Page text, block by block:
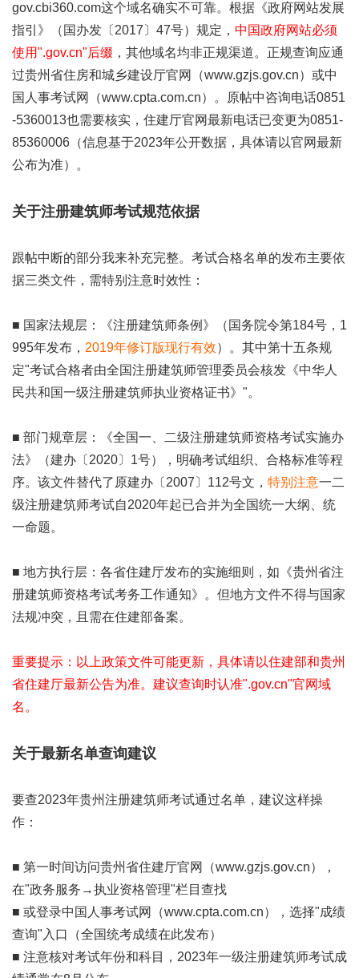
gov.cbi360.com这个域名确实不可靠。根据《政府网站发展
指引》（国办发〔2017〕47号）规定， 中国政府网站必须
使用".gov.cn"后缀 ，其他域名均非正规渠道。正规查询应通
过贵州省住房和城乡建设厅官网（www.gzjs.gov.cn）或中
国人事考试网（www.cpta.com.cn）。原帖中咨询电话0851
-5360013也需要核实，住建厅官网最新电话已变更为0851-
85360006（信息基于2023年公开数据，具体请以官网最新
公布为准）。
关于注册建筑师考试规范依据
跟帖中断的部分我来补充完整。考试合格名单的发布主要依
据三类文件，需特别注意时效性：
■ 国家法规层：《注册建筑师条例》（国务院令第184号，1
995年发布， 2019年修订版现行有效）。其中第十五条规
定"考试合格者由全国注册建筑师管理委员会核发《中华人
民共和国一级注册建筑师执业资格证书》"。
■ 部门规章层：《全国一、二级注册建筑师资格考试实施办
法》（建办〔2020〕1号），明确考试组织、合格标准等程
序。该文件替代了原建办〔2007〕112号文， 特别注意一二
级注册建筑师考试自2020年起已合并为全国统一大纲、统
一命题。
■ 地方执行层：各省住建厅发布的实施细则，如《贵州省注
册建筑师资格考试考务工作通知》。但地方文件不得与国家
法规冲突，且需在住建部备案。
重要提示：以上政策文件可能更新，具体请以住建部和贵州
省住建厅最新公告为准。建议查询时认准".gov.cn"官网域
名。
关于最新名单查询建议
要查2023年贵州注册建筑师考试通过名单，建议这样操
作：
■ 第一时间访问贵州省住建厅官网（www.gzjs.gov.cn），
在"政务服务→执业资格管理"栏目查找
■ 或登录中国人事考试网（www.cpta.com.cn），选择"成绩
查询"入口（全国统考成绩在此发布）
■ 注意核对考试年份和科目，2023年一级注册建筑师考试成